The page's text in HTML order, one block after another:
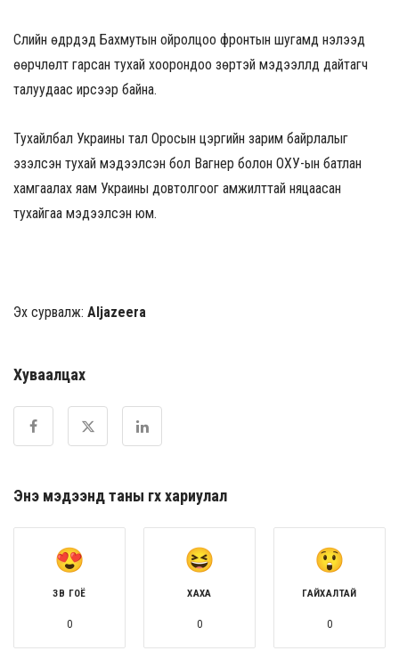
Сүүлийн өдрүүдэд Бахмутын ойролцоо фронтын шугамд нэлээд
өөрчлөлт гарсан тухай хоорондоо зөрүүтэй мэдээллүүд дайтагч
талуудаас ирсээр байна.
Тухайлбал Украины тал Оросын цэргийн зарим байрлалыг
эзэлсэн тухай мэдээлсэн бол Вагнер болон ОХУ-ын батлан
хамгаалах яам Украины довтолгоог амжилттай няцаасан
тухайгаа мэдээлсэн юм.
Эх сурвалж: Aljazeera
Хуваалцах
Энэ мэдээнд таны өгөх хариулал
ЗӨВ ГОЁ
0
ХАХА
0
ГАЙХАЛТАЙ
0